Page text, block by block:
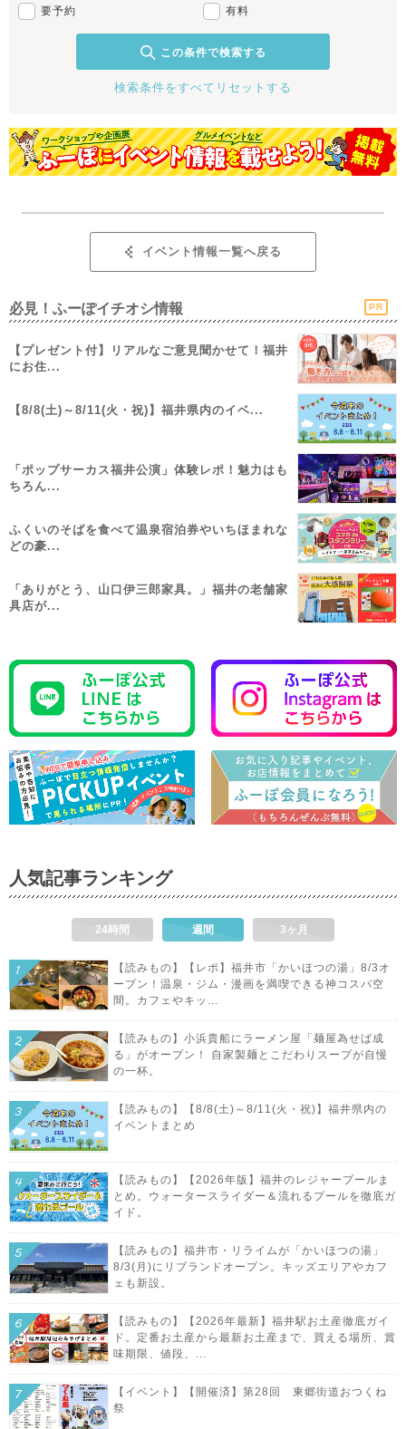
要予約
有料
この条件で検索する
検索条件をすべてリセットする
イベント情報一覧へ戻る
必見！ふーぽイチオシ情報 PR
【プレゼント付】リアルなご意見聞かせて！福井
にお住...
【8/8(土)～8/11(火・祝)】福井県内のイベ...
「ポップサーカス福井公演」体験レポ！魅力はも
ちろん...
ふくいのそばを食べて温泉宿泊券やいちほまれな
どの豪...
「ありがとう、山口伊三郎家具。」福井の老舗家
具店が...
人気記事ランキング
24時間 週間 3ヶ月
【読みもの】【レポ】福井市「かいほつの湯」8/3オ
ープン！温泉・ジム・漫画を満喫できる神コスパ空
間。カフェやキッ...
【読みもの】小浜貴船にラーメン屋「麺屋為せば成
る」がオープン！ 自家製麺とこだわりスープが自慢
の一杯。
【読みもの】【8/8(土)～8/11(火・祝)】福井県内の
イベントまとめ
【読みもの】【2026年版】福井のレジャープールま
とめ。ウォータースライダー＆流れるプールを徹底ガ
イド。
【読みもの】福井市・リライムが「かいほつの湯」
8/3(月)にリブランドオープン。キッズエリアやカフ
ェも新設。
【読みもの】【2026年最新】福井駅お土産徹底ガイ
ド。定番お土産から最新お土産まで、買える場所、賞
味期限、値段、...
【イベント】【開催済】第28回 東郷街道おつくね
祭